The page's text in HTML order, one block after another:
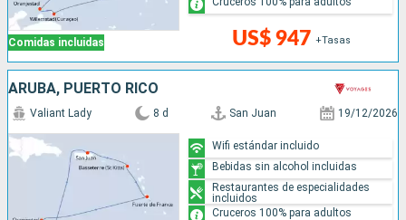
Comidas incluidas US$ 947 +Tasas
ARUBA, PUERTO RICO
Valiant Lady 8 d San Juan 19/12/2026
Wifi estándar incluido
Bebidas sin alcohol incluidas
Restaurantes de especialidades
incluidos
Cruceros 100% para adultos